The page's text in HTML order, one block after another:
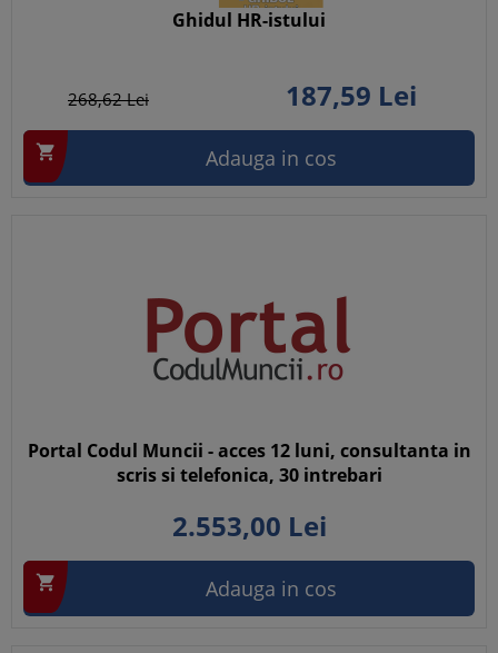
Ghidul HR-istului
268,62Lei 187,59 Lei
 Adauga in cos
Portal Codul Muncii - acces 12 luni, consultanta in
scris si telefonica, 30 intrebari
2.553,00 Lei
 Adauga in cos